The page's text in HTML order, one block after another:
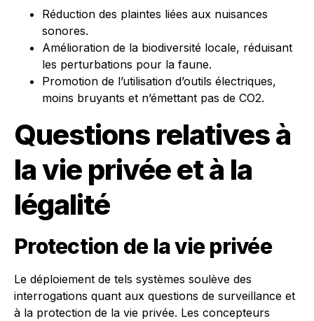
Réduction des plaintes liées aux nuisances
sonores.
Amélioration de la biodiversité locale, réduisant
les perturbations pour la faune.
Promotion de l’utilisation d’outils électriques,
moins bruyants et n’émettant pas de CO2.
Questions relatives à
la vie privée et à la
légalité
Protection de la vie privée
Le déploiement de tels systèmes soulève des
interrogations quant aux questions de surveillance et
à la protection de la vie privée. Les concepteurs